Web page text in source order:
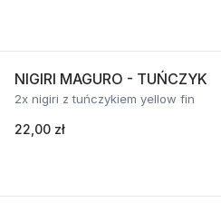
NIGIRI MAGURO - TUŃCZYK
2x nigiri z tuńczykiem yellow fin
22,00 zł